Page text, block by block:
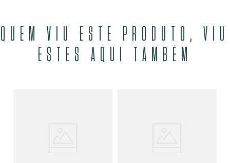
QUEM VIU ESTE PRODUTO, VIU
ESTES AQUI TAMBÉM